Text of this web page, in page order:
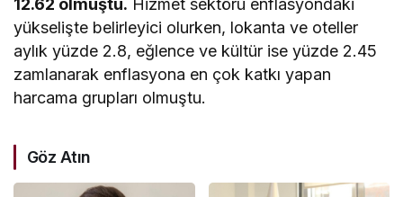
12.62 olmuştu. Hizmet sektörü enflasyondaki
yükselişte belirleyici olurken, lokanta ve oteller
aylık yüzde 2.8, eğlence ve kültür ise yüzde 2.45
zamlanarak enflasyona en çok katkı yapan
harcama grupları olmuştu.
Göz Atın